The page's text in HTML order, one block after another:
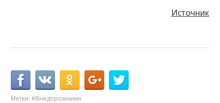
Источник
Метки:#Внедорожники